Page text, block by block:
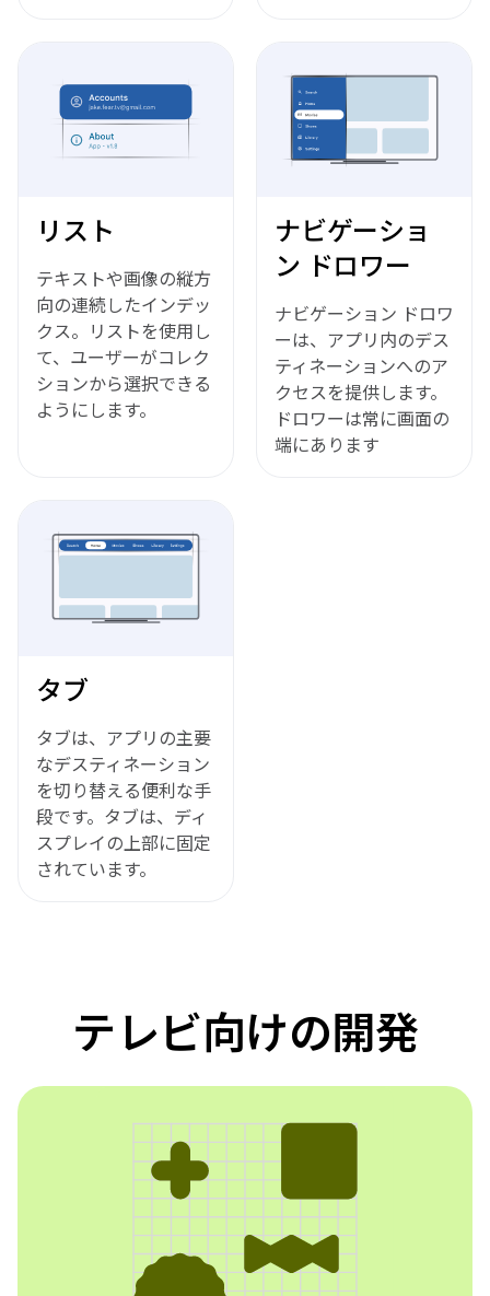
リスト
テキストや画像の縦方
向の連続したインデッ
クス。リストを使用し
て、ユーザーがコレク
ションから選択できる
ようにします。
ナビゲーショ
ン ドロワー
ナビゲーション ドロワ
ーは、アプリ内のデス
ティネーションへのア
クセスを提供します。
ドロワーは常に画面の
端にあります
タブ
タブは、アプリの主要
なデスティネーション
を切り替える便利な手
段です。タブは、ディ
スプレイの上部に固定
されています。
テレビ向けの開発